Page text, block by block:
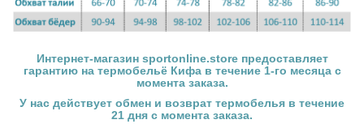
Интернет-магазин sportonline.storeпредоставляет
гарантию на термобельё Кифав течение 1-го месяца с
момента заказа.
У нас действует обмен и возврат термобелья в течение
21 дня с момента заказа.